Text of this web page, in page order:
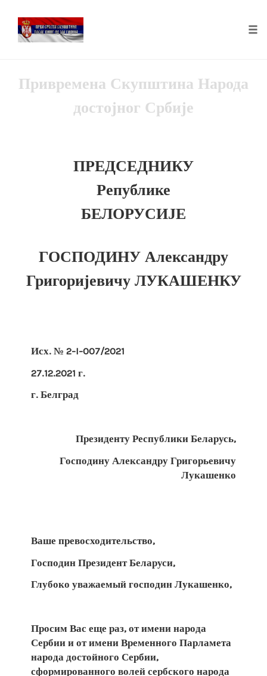
content
Привремена Скупштина Народа
достојног Србије
ПРЕДСЕДНИКУ
Републике
БЕЛОРУСИЈЕ
ГОСПОДИНУ Александру
Григоријевичу ЛУКАШЕНКУ
Исх. № 2-I-007/2021
27.12.2021 г.
г. Белград
Президенту Республики Беларусь,
Господину Александру Григорьевичу
Лукашенко
Ваше превосходительство,
Господин Президент Беларуси,
Глубоко уважаемый господин Лукашенко,
Просим Вас еще раз, от имени народа
Сербии и от имени Временного Парламета
народа достойного Сербии,
сформированного волей сербского народа